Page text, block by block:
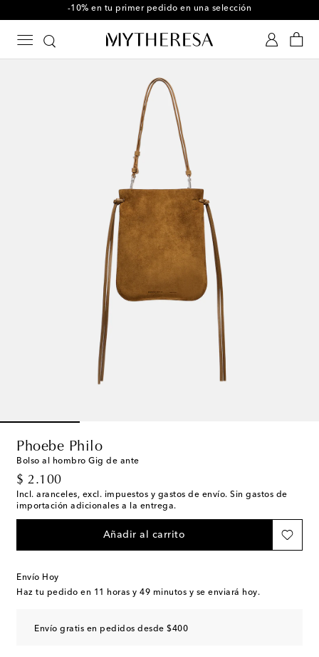
-10% en tu primer pedido en una selección
Phoebe Philo
Bolso al hombro Gig de ante
$ 2.100
original price
Incl. aranceles, excl. impuestos y gastos de envío. Sin gastos de
importación adicionales a la entrega.
Añadir al carrito
Envío Hoy
Haz tu pedido en 11 horas y 49 minutos y se enviará hoy.
Envío gratis en pedidos desde $400